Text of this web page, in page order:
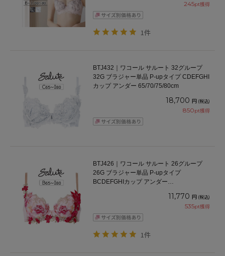
245pt獲得
1件
BTJ432｜ワコール サルート 32グループ
32G ブラジャー単品 P-upタイプ CDEFGHI
カップ アンダー 65/70/75/80cm
18,700 円 (税込)
850pt獲得
BTJ426｜ワコール サルート 26グループ
26G ブラジャー単品 P-upタイプ
BCDEFGHIカップ アンダー
11,770 円 (税込)
535pt獲得
1件